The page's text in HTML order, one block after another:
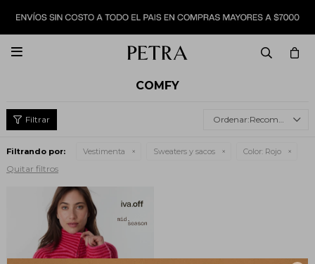

COMFY
Recomendados
Filtrando por: Vestimenta Sweaters y sacos Color: Rojo
Quitar filtros